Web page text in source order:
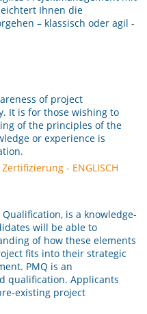
Ihnen die
– klassisch oder agil -
of project
It is for those wishing to
of the principles of the
or experience is
- ENGLISCH
is a knowledge-
will be able to
of how these elements
fits into their strategic
PMQ is an
qualification. Applicants
existing project